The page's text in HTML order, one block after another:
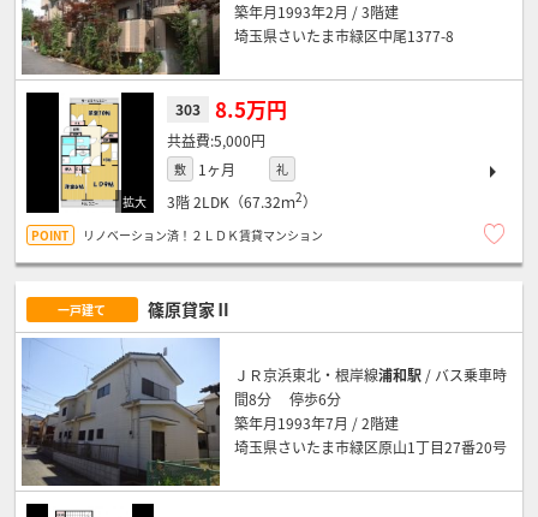
築年月1993年2月 / 3階建
埼玉県さいたま市緑区中尾1377-8
303 8.5万円
5,000円
敷 1ヶ月 礼
3階2LDK（67.32ｍ2）
リノベーション済！２ＬＤＫ賃貸マンション
一戸建て 篠原貸家Ⅱ
ＪＲ京浜東北・根岸線浦和駅 / バス乗車時
間8分 停歩6分
築年月1993年7月 / 2階建
埼玉県さいたま市緑区原山1丁目27番20号